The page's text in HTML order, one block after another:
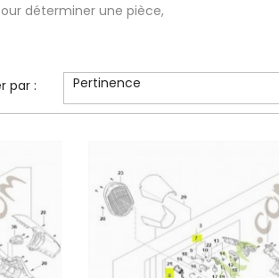
déterminer une pièce,
par : Pertinence